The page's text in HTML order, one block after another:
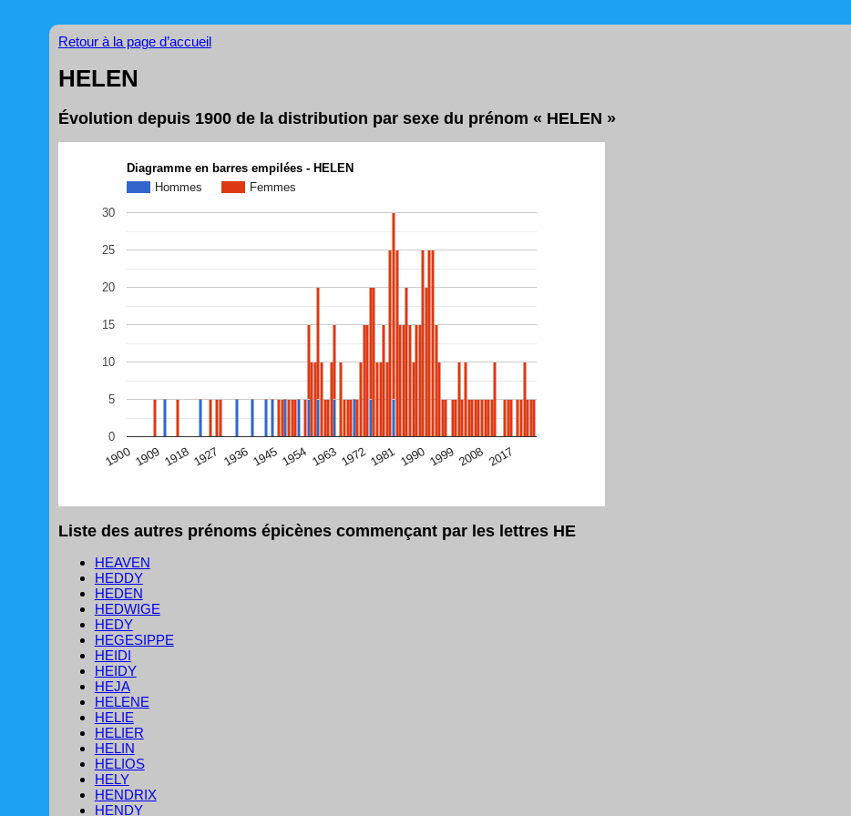
Retour à la page d’accueil
HELEN
Évolution depuis 1900 de la distribution par sexe du prénom « HELEN »
Diagramme en barres empilées - HELEN
Hommes
Femmes
1900 1909 1918 1927 1936 1945 1954 1963 19721981 1990 1999 2008 2017
0
5
10
15
20
25
30
Liste des autres prénoms épicènes commençant par les lettres HE
HEAVEN
HEDDY
HEDEN
HEDWIGE
HEDY
HEGESIPPE
HEIDI
HEIDY
HEJA
HELENE
HELIE
HELIER
HELIN
HELIOS
HELY
HENDRIX
HENDY